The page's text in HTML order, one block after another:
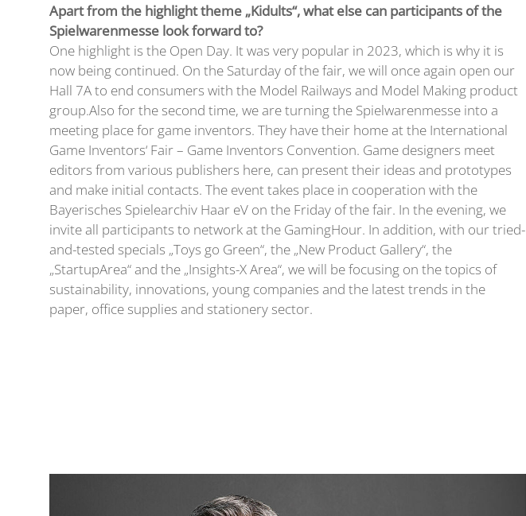
Apart from the highlight theme „Kidults“, what else can participants of the
Spielwarenmesse look forward to?
One highlight is the Open Day. It was very popular in 2023, which is why it is
now being continued. On the Saturday of the fair, we will once again open our
Hall 7A to end consumers with the Model Railways and Model Making product
group.Also for the second time, we are turning the Spielwarenmesse into a
meeting place for game inventors. They have their home at the International
Game Inventors‘ Fair – Game Inventors Convention. Game designers meet
editors from various publishers here, can present their ideas and prototypes
and make initial contacts. The event takes place in cooperation with the
Bayerisches Spielearchiv Haar eV on the Friday of the fair. In the evening, we
invite all participants to network at the GamingHour. In addition, with our tried-
and-tested specials „Toys go Green“, the „New Product Gallery“, the
„StartupArea“ and the „Insights-X Area“, we will be focusing on the topics of
sustainability, innovations, young companies and the latest trends in the
paper, office supplies and stationery sector.